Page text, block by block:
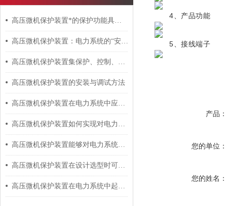
高压微机保护装置*的保护功能具体有哪些?
高压微机保护装置：电力系统的“安全卫士”
高压微机保护装置集保护、控制、测量、通讯和监视功能于一体
高压微机保护装置的安装与调试方法
高压微机保护装置在电力系统中应用的优势有哪些？
高压微机保护装置如何实现对电力设备的全面监控和诊断？
高压微机保护装置能够对电力系统设备进行实时监测和保护
高压微机保护装置在设计选型时可综合以下3点去考虑
高压微机保护装置在电力系统中起到保护的作用
4、产品功能
5、接线端子
产品：
您的单位：
您的姓名：